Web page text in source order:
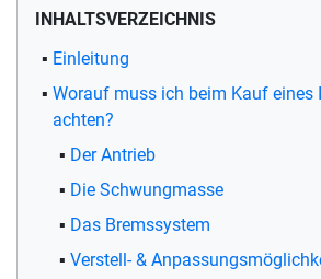
INHALTSVERZEICHNIS
Einleitung
Worauf muss ich beim Kauf eines
achten?
Der Antrieb
Die Schwungmasse
Das Bremssystem
Verstell- &